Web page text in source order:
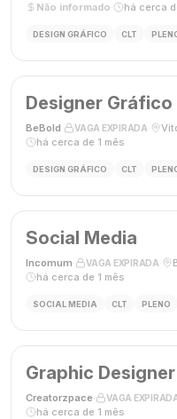
Não informado
há cerca
DESIGN GRÁFICO CLT
Designer Gráfico
BeBold VAGA EXPIRADA
há cerca de 1 mês
DESIGN GRÁFICO CLT
Social Media
Incomum VAGA EXPIRADA
há cerca de 1 mês
SOCIAL MEDIA CLT PLENO
Graphic
Creatorzpace VAGA
há cerca de 1 mês